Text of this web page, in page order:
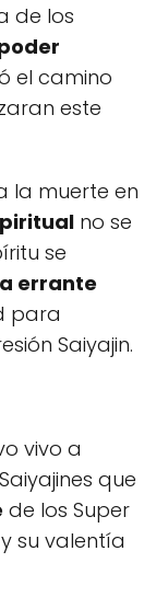
de los
el camino
este
la muerte en
no se
se
errante
para
Saiyajin.
vivo a
que
de los Super
su valentía